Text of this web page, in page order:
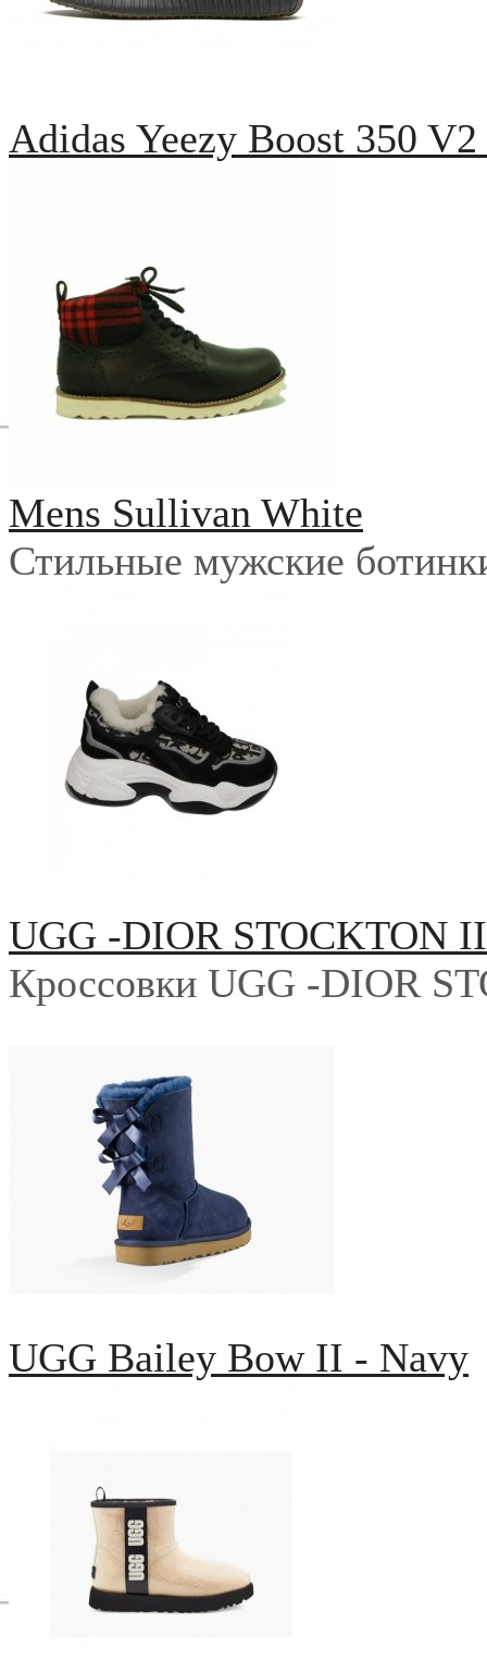
Adidas Yeezy Boost 350
Mens Sullivan White
Стильные мужские
UGG -DIOR STOCKTON
Кроссовки UGG -DIOR
UGG Bailey Bow II - Navy